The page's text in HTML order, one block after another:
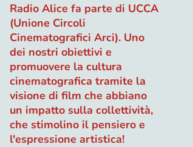
Radio Alice fa parte di UCCA
(Unione Circoli
Cinematografici Arci). Uno
dei nostri obiettivi e
promuovere la cultura
cinematografica tramite la
visione di film che abbiano
un impatto sulla collettività,
che stimolino il pensiero e
l'espressione artistica!